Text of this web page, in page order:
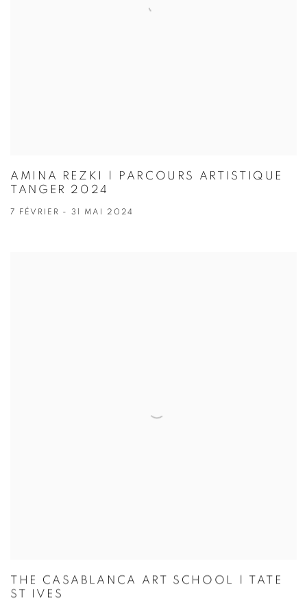
AMINA REZKI | PARCOURS ARTISTIQUE
TANGER 2024
7 FÉVRIER - 31 MAI 2024
THE CASABLANCA ART SCHOOL | TATE
ST IVES